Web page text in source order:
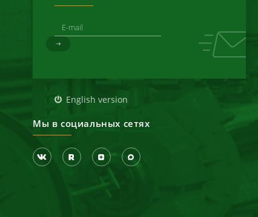
English version
Мы в социальных сетях